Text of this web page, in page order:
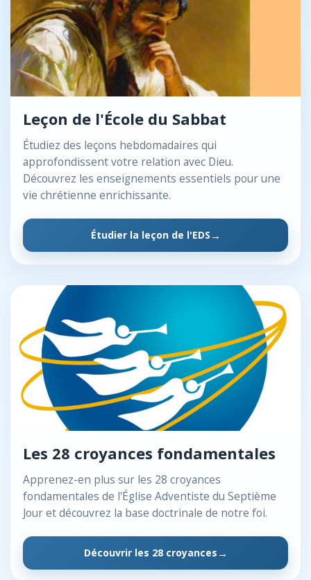
Leçon de l'École du Sabbat
Étudiez des leçons hebdomadaires qui
approfondissent votre relation avec Dieu.
Découvrez les enseignements essentiels pour une
vie chrétienne enrichissante.
Étudier la leçon de l'EDS
Les 28 croyances fondamentales
Apprenez-en plus sur les 28 croyances
fondamentales de l'Église Adventiste du Septième
Jour et découvrez la base doctrinale de notre foi.
Découvrir les 28 croyances